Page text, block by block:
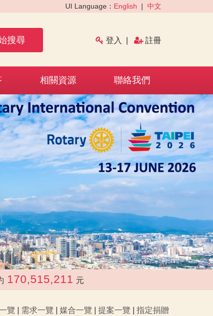
UI Language： English | 中文
搜尋 登入 註冊
相關資源 聯絡我們
›
元
覽 需求一覽 媒合一覽 提案一覽 指定捐贈